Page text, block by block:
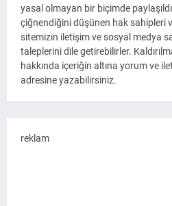
yasal olmayan bir biçimde
çiğnendiğini düşünen hak sahipleri
sitemizin iletişim ve sosyal medya
taleplerini dile getirebilirler.
hakkında içeriğin altına yorum ve
adresine yazabilirsiniz.
reklam